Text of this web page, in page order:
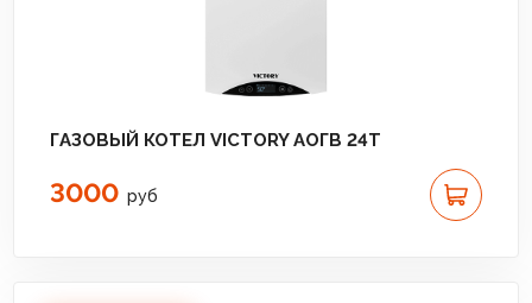
ГАЗОВЫЙ КОТЕЛ VICTORY АОГВ 24T
3000 руб